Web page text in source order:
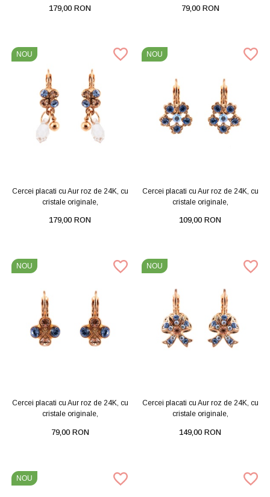
179,00 RON 79,00 RON
NOU
Cercei placati cu Aur roz de 24K, cu
cristale originale,
179,00 RON
NOU
Cercei placati cu Aur roz de 24K, cu
cristale originale,
109,00 RON
NOU
Cercei placati cu Aur roz de 24K, cu
cristale originale,
79,00 RON
NOU
Cercei placati cu Aur roz de 24K, cu
cristale originale,
149,00 RON
NOU